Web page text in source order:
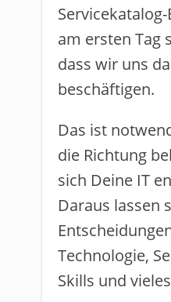
am ersten Tag
dass wir uns
beschäftigen.
Das ist
die Richtung
sich Deine IT
Daraus lassen
Technologie,
Skills und